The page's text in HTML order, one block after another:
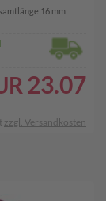
16 mm
-
23.07
zzgl. Versandkosten